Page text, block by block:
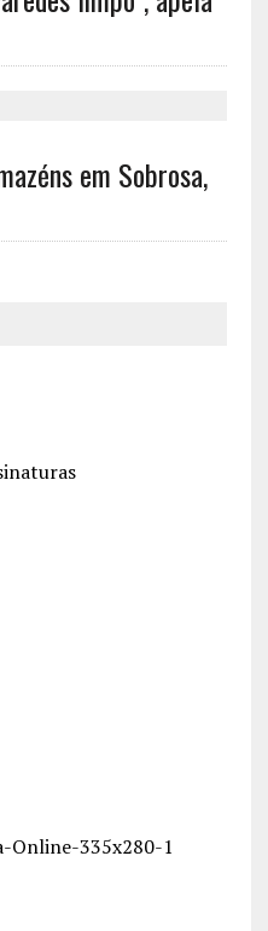
em Sobrosa,
Online-335x280-1